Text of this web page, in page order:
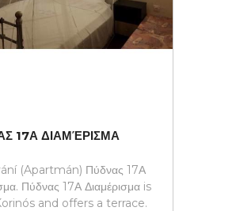
17Α ΔΙΑΜΈΡΙΣΜΑ
(Apartmán) Πύδνας 17Α
Πύδνας 17Α Διαμέρισμα is
and offers a terrace.